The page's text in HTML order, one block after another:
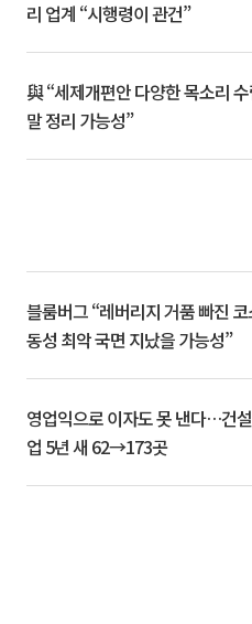
리 업계 “시행령이 관건”
與 “세제개편안 다양한 목소리
말 정리 가능성”
블룸버그 “레버리지 거품 빠진
동성 최악 국면 지났을 가능성”
영업익으로 이자도 못 낸다…건
업 5년 새 62→173곳